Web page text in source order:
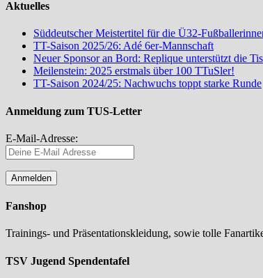
Aktuelles
Süddeutscher Meistertitel für die Ü32-
TT-Saison 2025/26: Adé 6er-Mannschaft
Neuer Sponsor an Bord: Replique unterstützt die
Meilenstein: 2025 erstmals über 100 TTuSler!
TT-Saison 2024/25: Nachwuchs toppt starke Runde
Anmeldung zum TUS-Letter
E-Mail-Adresse:
Fanshop
Trainings- und Präsentationskleidung, sowie tolle
TSV Jugend Spendentafel